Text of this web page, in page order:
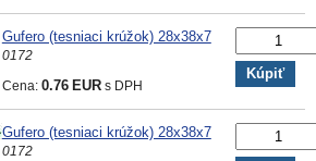
Gufero (tesniaci krúžok) 28x38x7
0172
Cena: 0.76 EURs DPH
Kúpiť
Gufero (tesniaci krúžok) 28x38x7
0172